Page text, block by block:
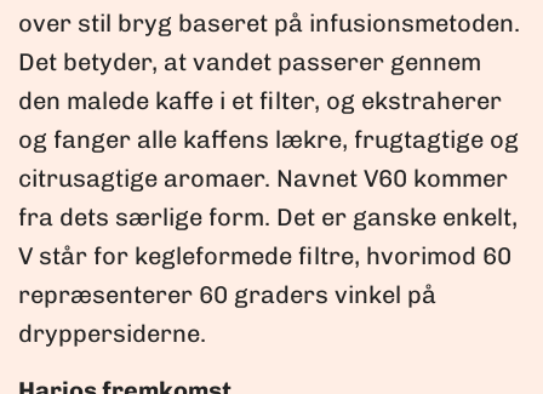
over stil bryg baseret på infusionsmetoden.
Det betyder, at vandet passerer gennem
den malede kaffe i et filter, og ekstraherer
og fanger alle kaffens lækre, frugtagtige og
citrusagtige aromaer. Navnet V60 kommer
fra dets særlige form. Det er ganske enkelt,
V står for kegleformede filtre, hvorimod 60
repræsenterer 60 graders vinkel på
dryppersiderne.